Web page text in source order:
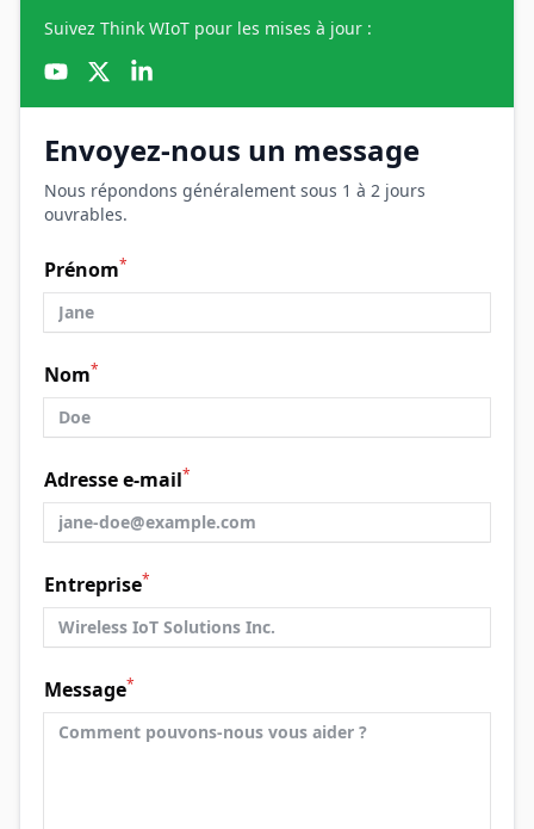
Suivez Think WIoT pour les mises à jour :
Envoyez-nous un message
Nous répondons généralement sous 1 à 2 jours
ouvrables.
Prénom*
Nom*
Adresse e-mail*
Entreprise*
Message*